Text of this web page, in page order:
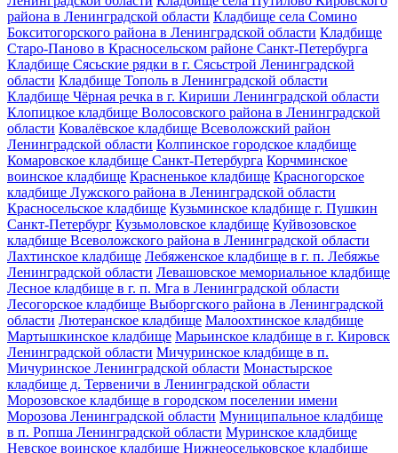
района в Ленинградской области Кладбище села Сомино
Бокситогорского района в Ленинградской области Кладбище
Старо-Паново в Красносельском районе Санкт-Петербурга
Кладбище Сясьские рядки в г. Сясьстрой Ленинградской
области Кладбище Тополь в Ленинградской области
Кладбище Чёрная речка в г. Кириши Ленинградской области
Клопицкое кладбище Волосовского района в Ленинградской
области Ковалёвское кладбище Всеволожский район
Ленинградской области Колпинское городское кладбище
Комаровское кладбище Санкт-Петербурга Корчминское
воинское кладбище Красненькое кладбище Красногорское
кладбище Лужского района в Ленинградской области
Красносельское кладбище Кузьминское кладбище г. Пушкин
Санкт-Петербург Кузьмоловское кладбище Куйвозовское
кладбище Всеволожского района в Ленинградской области
Лахтинское кладбище Лебяженское кладбище в г. п. Лебяжье
Ленинградской области Левашовское мемориальное кладбище
Лесное кладбище в г. п. Мга в Ленинградской области
Лесогорское кладбище Выборгского района в Ленинградской
области Лютеранское кладбище Малоохтинское кладбище
Мартышкинское кладбище Марьинское кладбище в г. Кировск
Ленинградской области Мичуринское кладбище в п.
Мичуринское Ленинградской области Монастырское
кладбище д. Тервеничи в Ленинградской области
Морозовское кладбище в городском поселении имени
Морозова Ленинградской области Муниципальное кладбище
в п. Ропша Ленинградской области Муринское кладбище
Невское воинское кладбище Нижнеосельковское кладбище